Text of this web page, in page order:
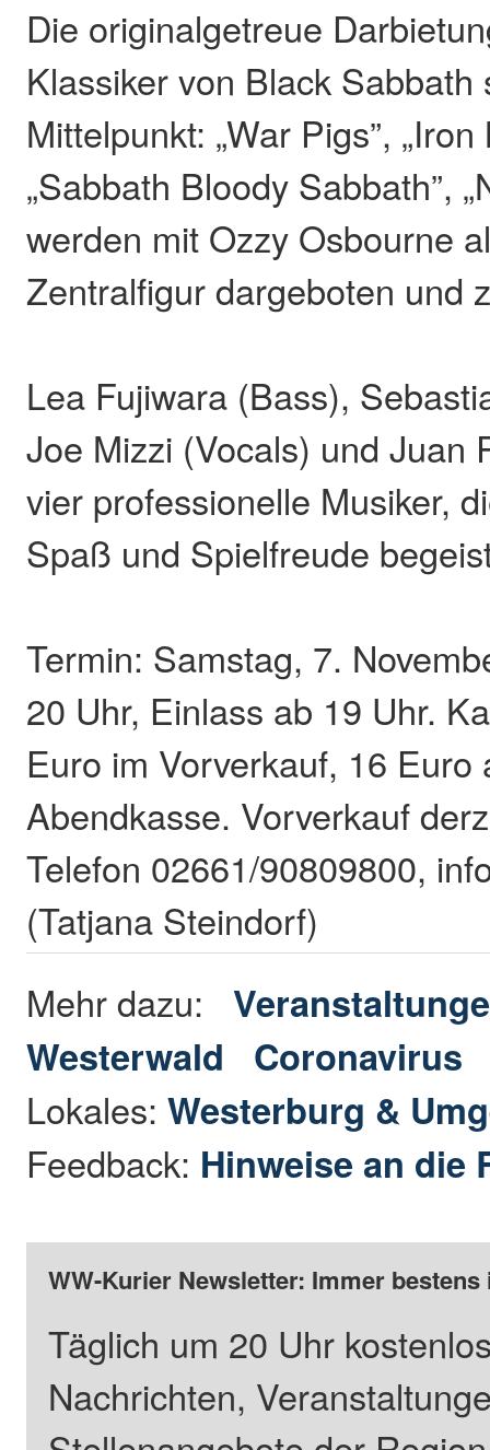
Die originalgetreue
Klassiker von Black Sabbath
Mittelpunkt: „War Pigs”, „Iron
„Sabbath Bloody Sabbath”,
werden mit Ozzy Osbourne
Zentralfigur dargeboten und
Lea Fujiwara (Bass),
Joe Mizzi (Vocals) und Juan
vier professionelle Musiker,
Spaß und Spielfreude
Termin: Samstag, 7.
20 Uhr, Einlass ab 19 Uhr.
Euro im Vorverkauf, 16 Euro
Abendkasse. Vorverkauf
Telefon 02661/90809800,
(Tatjana Steindorf)
Mehr dazu:
Westerwald
Coronavirus
Lokales:Westerburg &
Feedback: Hinweise an die
WW-Kurier Newsletter: Immer
Täglich um 20 Uhr
Nachrichten,